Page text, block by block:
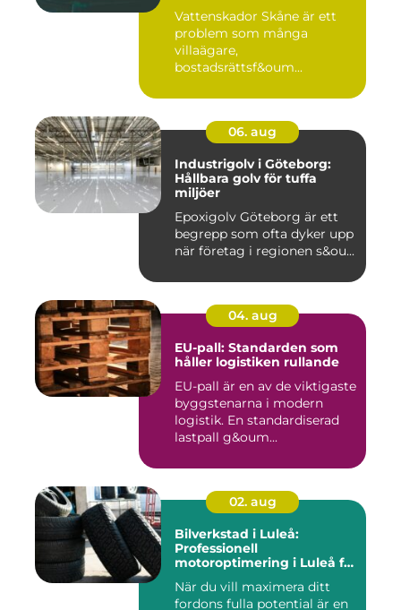
Vattenskador Skåne är ett
problem som många
villaägare,
bostadsrättsf&oum...
06. aug
Industrigolv i Göteborg:
Hållbara golv för tuffa
miljöer
Epoxigolv Göteborg är ett
begrepp som ofta dyker upp
när företag i regionen s&ou...
04. aug
EU-pall: Standarden som
håller logistiken rullande
EU-pall är en av de viktigaste
byggstenarna i modern
logistik. En standardiserad
lastpall g&oum...
02. aug
Bilverkstad i Luleå:
Professionell
motoroptimering i Luleå för
När du vill maximera ditt
fordons fulla potential är en